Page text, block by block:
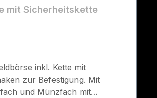
mit Sicherheitskette
inkl. Kette mit
zur Befestigung. Mit
und Münzfach mit